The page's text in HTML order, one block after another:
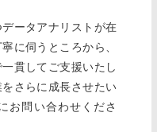
ータアナリストが在
に伺うところから、
貫してご支援いたし
さらに成長させたい
お問い合わせくださ